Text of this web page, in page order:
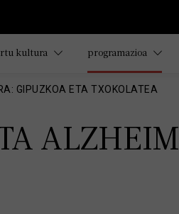
kultura programazioa
GIPUZKOA ETA TXOKOLATEA